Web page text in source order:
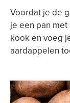
Voordat je de
je een pan
kook en voeg
aardappelen